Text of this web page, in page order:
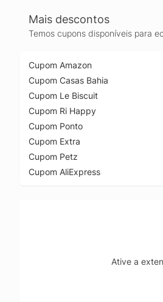
Mais descontos
Temos cupons disponíveis para
Cupom Amazon
Cupom Casas Bahia
Cupom Le Biscuit
Cupom Ri Happy
Cupom Ponto
Cupom Extra
Cupom Petz
Cupom AliExpress
Ative a